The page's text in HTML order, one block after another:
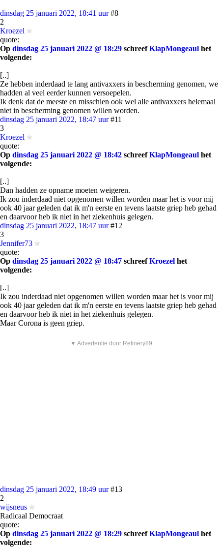
dinsdag 25 januari 2022, 18:41 uur #8
2
Kroezel
quote:
Op dinsdag 25 januari 2022 @ 18:29 schreefKlapMongeaul het
volgende:
[..]
Ze hebben inderdaad te lang antivaxxers in bescherming genomen, we
hadden al veel eerder kunnen versoepelen.
Ik denk dat de meeste en misschien ook wel alle antivaxxers helemaal
niet in bescherming genomen willen worden.
dinsdag 25 januari 2022, 18:47 uur #11
3
Kroezel
quote:
Op dinsdag 25 januari 2022 @ 18:42 schreefKlapMongeaul het
volgende:
[..]
Dan hadden ze opname moeten weigeren.
Ik zou inderdaad niet opgenomen willen worden maar het is voor mij
ook 40 jaar geleden dat ik m'n eerste en tevens laatste griep heb gehad
en daarvoor heb ik niet in het ziekenhuis gelegen.
dinsdag 25 januari 2022, 18:47 uur #12
3
Jennifer73
quote:
Op dinsdag 25 januari 2022 @ 18:47 schreefKroezel het
volgende:
[..]
Ik zou inderdaad niet opgenomen willen worden maar het is voor mij
ook 40 jaar geleden dat ik m'n eerste en tevens laatste griep heb gehad
en daarvoor heb ik niet in het ziekenhuis gelegen.
Maar Corona is geen griep.
▼ Advertentie door Refinery89
dinsdag 25 januari 2022, 18:49 uur #13
2
wijsneus
Radicaal Democraat
quote:
Op dinsdag 25 januari 2022 @ 18:29 schreefKlapMongeaul het
volgende: